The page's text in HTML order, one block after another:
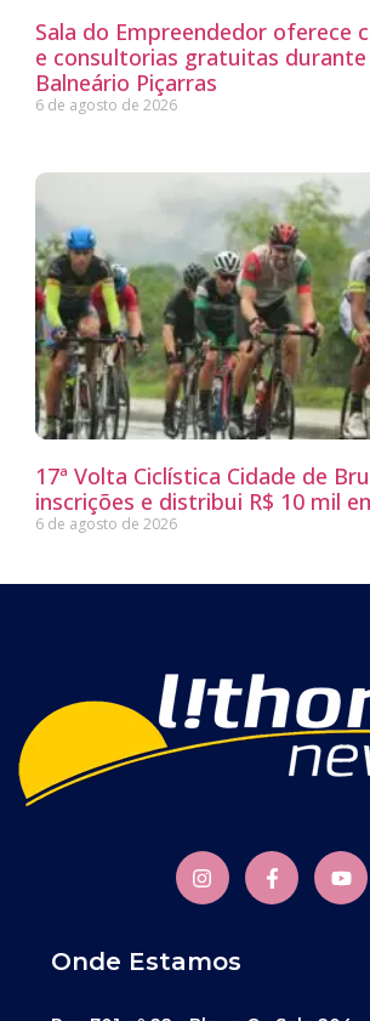
Sala do Empreendedor oferece
e consultorias gratuitas
Balneário Piçarras
6 de agosto de 2026
17ª Volta Ciclística Cidade de
inscrições e distribui R$ 10 mil
6 de agosto de 2026
Onde Estamos